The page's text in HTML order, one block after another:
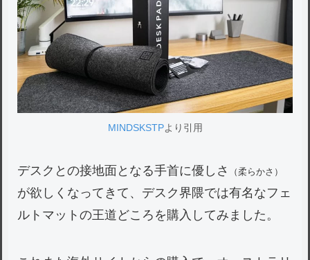
MINDSKSTPより引用
デスクとの接地面となる手首に優しさ （柔らかさ）
が欲しくなってきて、デスク界隈では有名なフェ
ルトマットの王道どころを購入してみました。